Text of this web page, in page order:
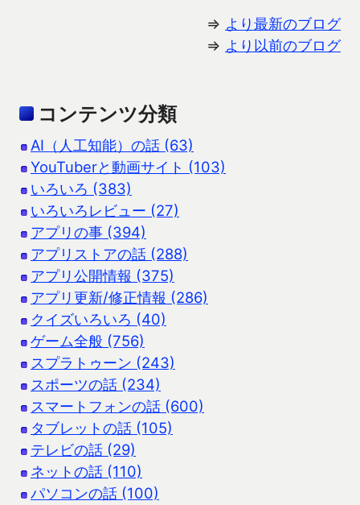
⇒ より最新のブログ
⇒ より以前のブログ
コンテンツ分類
AI（人工知能）の話 (63)
YouTuberと動画サイト (103)
いろいろ (383)
いろいろレビュー (27)
アプリの事 (394)
アプリストアの話 (288)
アプリ公開情報 (375)
アプリ更新/修正情報 (286)
クイズいろいろ (40)
ゲーム全般 (756)
スプラトゥーン (243)
スポーツの話 (234)
スマートフォンの話 (600)
タブレットの話 (105)
テレビの話 (29)
ネットの話 (110)
パソコンの話 (100)